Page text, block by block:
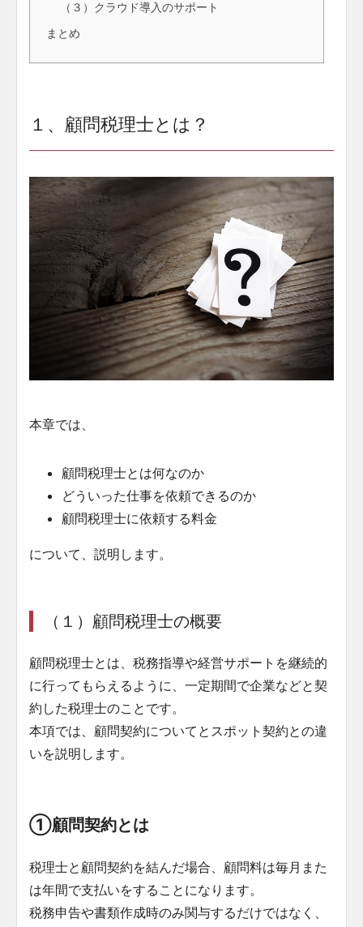
（３）クラウド導入のサポート
まとめ
１、顧問税理士とは？
本章では、
顧問税理士とは何なのか
どういった仕事を依頼できるのか
顧問税理士に依頼する料金
について、説明します。
（１）顧問税理士の概要
顧問税理士とは、税務指導や経営サポートを継続的
に行ってもらえるように、一定期間で企業などと契
約した税理士のことです。
本項では、顧問契約についてとスポット契約との違
いを説明します。
①顧問契約とは
税理士と顧問契約を結んだ場合、顧問料は毎月また
は年間で支払いをすることになります。
税務申告や書類作成時のみ関与するだけではなく、